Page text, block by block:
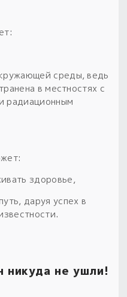
среды, ведь
в местностях с
радиационным
здоровье,
даруя успех в
никуда не ушли!